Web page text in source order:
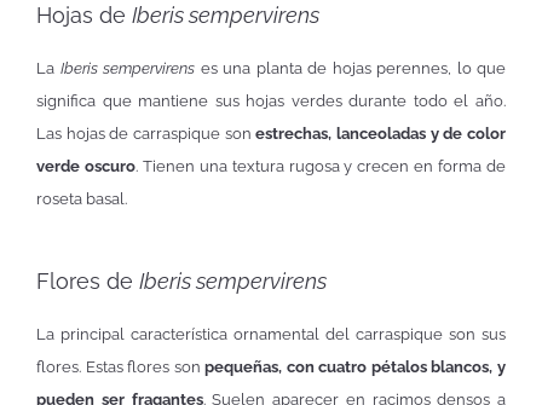
Hojas de Iberis sempervirens
La Iberis sempervirens es una planta de hojas perennes, lo que
significa que mantiene sus hojas verdes durante todo el año.
Las hojas de carraspique sonestrechas, lanceoladas y de color
verde oscuro. Tienen una textura rugosa y crecen en forma de
roseta basal.
Flores de Iberis sempervirens
La principal característica ornamental del carraspique son sus
flores. Estas flores sonpequeñas, con cuatro pétalos blancos, y
pueden ser fragantes. Suelen aparecer en racimos densos a